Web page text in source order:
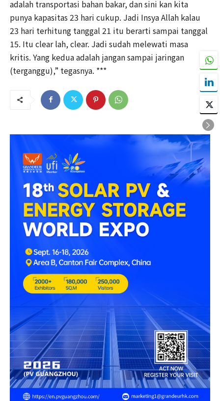
adalah transportasi bahan bakar, dan sini kan kita
punya kapasitas 23 hari cukup. Jadi Insya Allah kalau
23 hari terhitung tanggal 21 itu berarti sampai tanggal
15. Itu clear lah, clear. Jadi sudah melewati masa
kritis. Yang kedua adalah jangan sampai jaringan
(terganggu),” tegasnya. ***